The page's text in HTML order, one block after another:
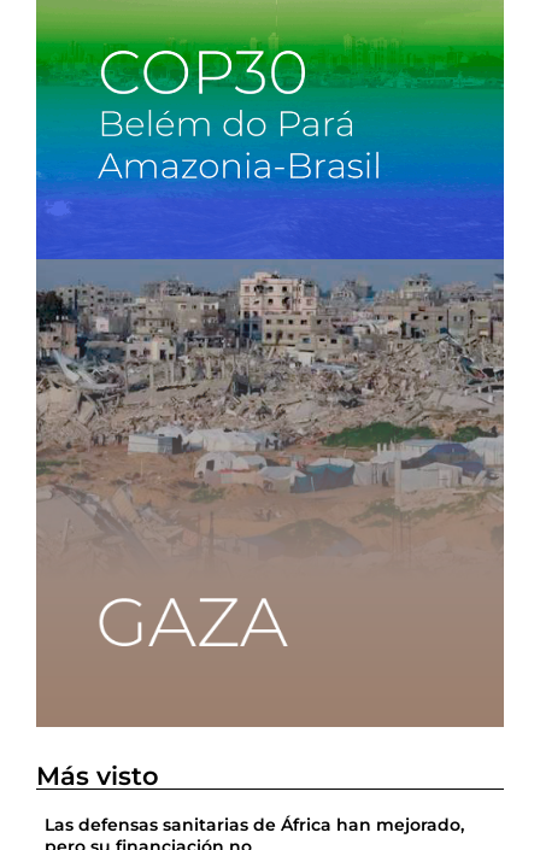
Más visto
Las defensas sanitarias de África han mejorado,